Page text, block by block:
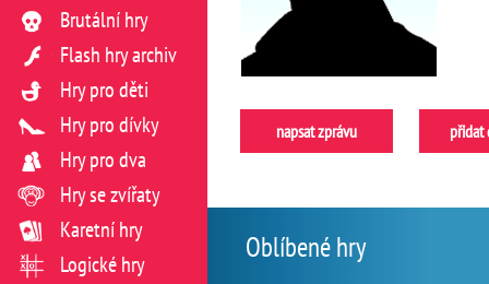
napsat zprávu přidat
Oblíbené hry
Brutální hry
Flash hry archiv
Hry pro děti
Hry pro dívky
Hry pro dva
Hry se zvířaty
Karetní hry
Logické hry